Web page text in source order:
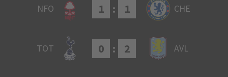
NFO 1 : 1 CHE
TOT 0 : 2 AVL